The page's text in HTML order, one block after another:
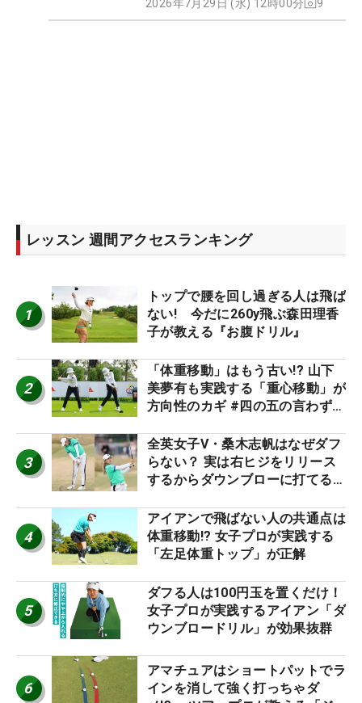
2026年7月29日 (水) 12時00分 9
レッスン 週間アクセスランキング
1
トップで腰を回し過ぎる人は飛ば
ない! 今だに260y飛ぶ森田理香
子が教える『お腹ドリル』
2
「体重移動」はもう古い!? 山下
美夢有も実践する「重心移動」が
方向性のカギ #四の五の言わず振
3
全英女子V・桑木志帆はなぜダフ
らない？ 実は右ヒジをリリース
するからダウンブローに打てる #
4
アイアンで飛ばない人の共通点は
体重移動!? 女子プロが実践する
「左足体重トップ」が正解
5
ダフる人は100円玉を置くだけ！
女子プロが実践するアイアン「ダ
ウンブロードリル」が効果抜群
6
アマチュアはショートパットでラ
インを消して強く打っちゃダ